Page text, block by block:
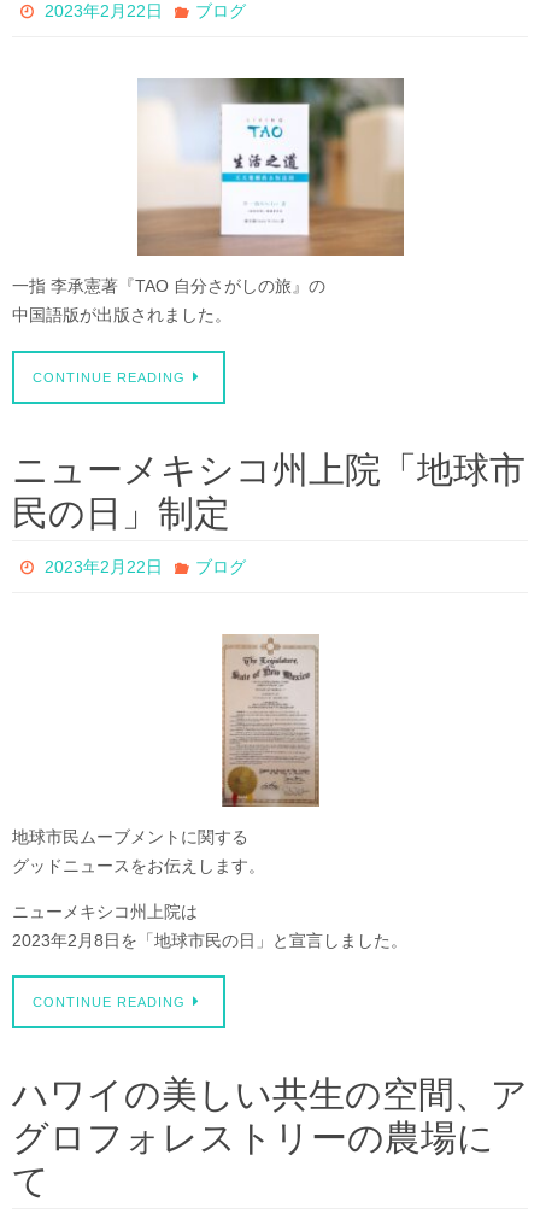
2023年2月22日 ブログ
一指 李承憲著『TAO 自分さがしの旅』の
中国語版が出版されました。
CONTINUE READING
ニューメキシコ州上院「地球市
民の日」制定
2023年2月22日 ブログ
地球市民ムーブメントに関する
グッドニュースをお伝えします。
ニューメキシコ州上院は
2023年2月8日を「地球市民の日」と宣言しました。
CONTINUE READING
ハワイの美しい共生の空間、ア
グロフォレストリーの農場に
て